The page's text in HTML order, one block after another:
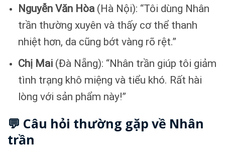
Nguyễn Văn Hòa(Hà Nội): “Tôi dùng Nhân
trần thường xuyên và thấy cơ thể thanh
nhiệt hơn, da cũng bớt vàng rõ rệt.”
Chị Mai(Đà Nẵng): “Nhân trần giúp tôi giảm
tình trạng khô miệng và tiểu khó. Rất hài
lòng với sản phẩm này!”
💬 Câu hỏi thường gặp về Nhân
trần